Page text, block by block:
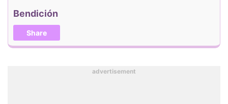
Bendición
Share
advertisement